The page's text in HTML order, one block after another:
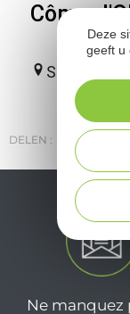
Côme
Saint-
DELEN : E-MAIL
Ne manquez
Deze
geeft u